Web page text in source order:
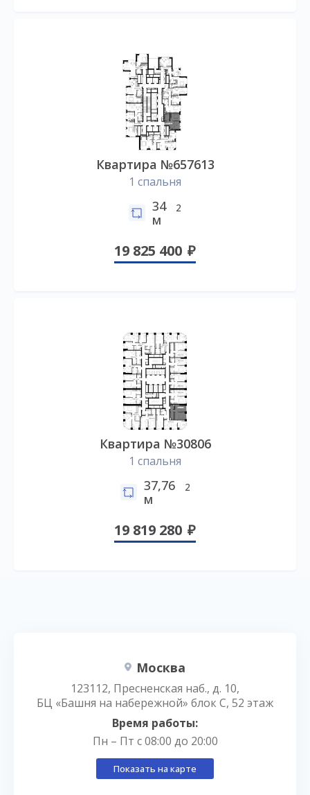
Квартира №657613
1 спальня
34
м
2
19 825 400
Квартира №30806
1 спальня
37,76
м
2
19 819 280
Москва
123112, Пресненская наб., д. 10,
БЦ «Башня на набережной» блок С, 52 этаж
Время работы:
Пн – Пт с 08:00 до 20:00
Показать на карте